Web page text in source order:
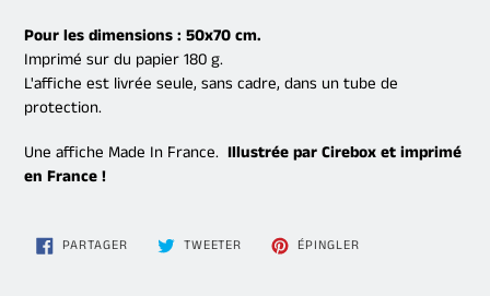
Pour les dimensions : 50x70 cm.
Imprimé sur du papier 180 g.
L'affiche est livrée seule, sans cadre, dans un tube de
protection.
Une affiche Made In France. Illustrée par Cirebox et imprimé
en France !
PARTAGERPARTAGER
SUR
TWEETER TWEETERÉPINGLER